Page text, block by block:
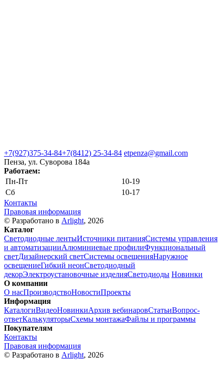
+7(927)375-34-84+7(8412) 25-34-84 etpenza@gmail.com
Пенза, ул. Cуворова 184а
Работаем:
Пн-Пт
10-19
Сб
10-17
Контакты
Правовая информация
© Разработано в Arlight, 2026
Каталог
Светодиодные лентыИсточники питанияСистемы управления
и автоматизацииАлюминиевые профилиФункциональный
светДизайнерский светСистемы освещенияНаружное
освещениеГибкий неонСветодиодный
декорЭлектроустановочные изделияСветодиоды Новинки
О компании
О насПроизводствоНовостиПроекты
Информация
КаталогиВидеоНовинкиАрхив вебинаровСтатьиВопрос-
ответКалькуляторыСхемы монтажаФайлы и программы
Покупателям
Контакты
Правовая информация
© Разработано в Arlight, 2026